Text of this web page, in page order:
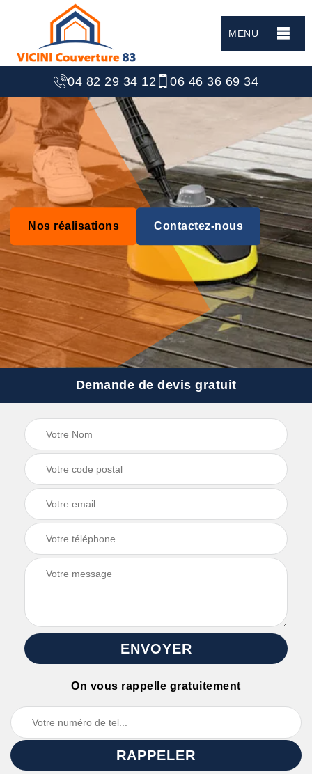
MENU
04 82 29 34 12 06 46 36 69 34
Nos réalisations Contactez-nous
Demande de devis gratuit
On vous rappelle gratuitement